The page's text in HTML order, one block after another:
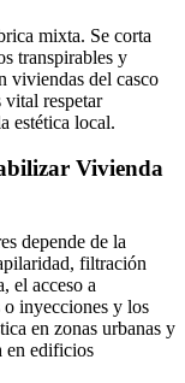
mixta. Se corta
transpirables y
viviendas del casco
respetar
estética local.
Vivienda
depende de la
filtración
el acceso a
o inyecciones y los
en zonas urbanas y
en edificios